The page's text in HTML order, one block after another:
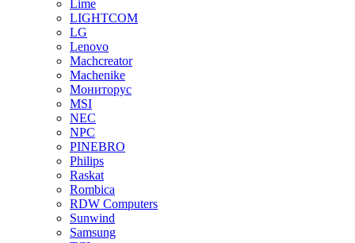
Lime
LIGHTCOM
LG
Lenovo
Machcreator
Machenike
Мониторус
MSI
NEC
NPC
PINEBRO
Philips
Raskat
Rombica
RDW Computers
Sunwind
Samsung